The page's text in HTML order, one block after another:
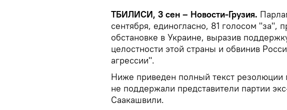
ТБИЛИСИ, 3 сен – Новости-Грузия.
сентября, единогласно, 81 голосом "за",
обстановке в Украине, выразив
целостности этой страны и обвинив
агрессии".
Ниже приведен полный текст резолюции
не поддержали представители партии
Саакашвили.